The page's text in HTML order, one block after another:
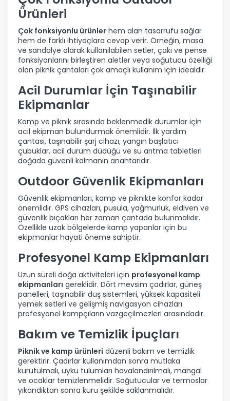
Ürünleri
Çok fonksiyonlu ürünler hem alan tasarrufu sağlar
hem de farklı ihtiyaçlara cevap verir. Örneğin, masa
ve sandalye olarak kullanılabilen setler, çakı ve pense
fonksiyonlarını birleştiren aletler veya soğutucu özelliği
olan piknik çantaları çok amaçlı kullanım için idealdir.
Acil Durumlar İçin Taşınabilir
Ekipmanlar
Kamp ve piknik sırasında beklenmedik durumlar için
acil ekipman bulundurmak önemlidir. İlk yardım
çantası, taşınabilir şarj cihazı, yangın başlatıcı
çubuklar, acil durum düdüğü ve su arıtma tabletleri
doğada güvenli kalmanın anahtarıdır.
Outdoor Güvenlik Ekipmanları
Güvenlik ekipmanları, kamp ve piknikte konfor kadar
önemlidir. GPS cihazları, pusula, yağmurluk, eldiven ve
güvenlik bıçakları her zaman çantada bulunmalıdır.
Özellikle uzak bölgelerde kamp yapanlar için bu
ekipmanlar hayati öneme sahiptir.
Profesyonel Kamp Ekipmanları
Uzun süreli doğa aktiviteleri için profesyonel kamp
ekipmanları gereklidir. Dört mevsim çadırlar, güneş
panelleri, taşınabilir duş sistemleri, yüksek kapasiteli
yemek setleri ve gelişmiş navigasyon cihazları
profesyonel kampçıların vazgeçilmezleri arasındadır.
Bakım ve Temizlik İpuçları
Piknik ve kamp ürünleri düzenli bakım ve temizlik
gerektirir. Çadırlar kullanımdan sonra mutlaka
kurutulmalı, uyku tulumları havalandırılmalı, mangal
ve ocaklar temizlenmelidir. Soğutucular ve termoslar
yıkandıktan sonra kuru şekilde saklanmalıdır.